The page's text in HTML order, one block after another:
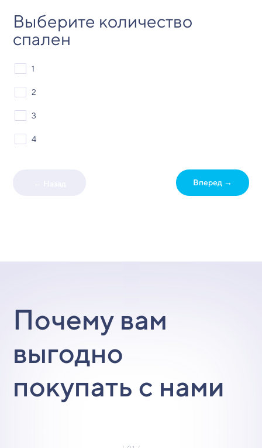
Выберите количество
спален
1
2
3
4
Вперед →
Почему вам
выгодно
покупать с нами